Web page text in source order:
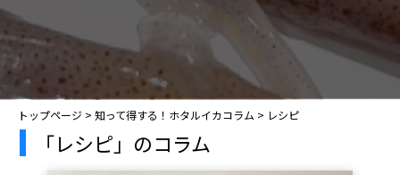
トップページ > 知って得する！ホタルイカコラム > レシピ
「レシピ」のコラム